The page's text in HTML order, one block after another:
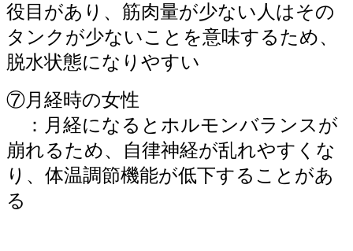
役目があり、筋肉量が少ない人はその
タンクが少ないことを意味するため、
脱水状態になりやすい
⑦月経時の女性
：月経になるとホルモンバランスが
崩れるため、自律神経が乱れやすくな
り、体温調節機能が低下することがあ
る